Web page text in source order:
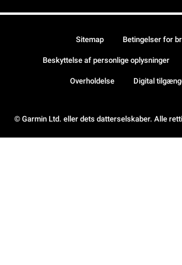
© Garmin Ltd. eller dets datterselskaber. Alle
Sitemap Betingelser for
Beskyttelse af personlige oplysninger
Overholdelse Digital